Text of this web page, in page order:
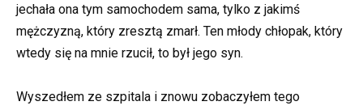
jechała ona tym samochodem sama, tylko z jakimś
mężczyzną, który zresztą zmarł. Ten młody chłopak, który
wtedy się na mnie rzucił, to był jego syn.
Wyszedłem ze szpitala i znowu zobaczyłem tego